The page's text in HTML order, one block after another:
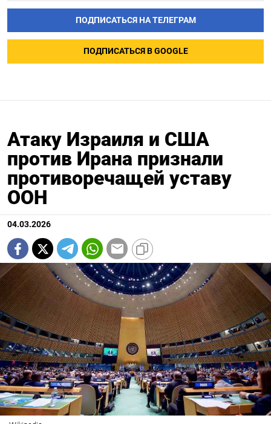
ПОДПИСАТЬСЯ НА ТЕЛЕГРАМ
ПОДПИСАТЬСЯ В GOOGLE
Атаку Израиля и США
против Ирана признали
противоречащей уставу
ООН
04.03.2026